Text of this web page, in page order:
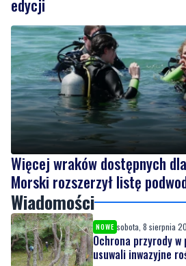
edycji
Więcej wraków dostępnych
Morski rozszerzył listę
Wiadomości
NOWE sobota, 8 sierpnia
Ochrona przyrody
usuwali inwazyjne